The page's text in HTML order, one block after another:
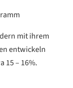
mit ihrem
entwickeln
15 – 16%.